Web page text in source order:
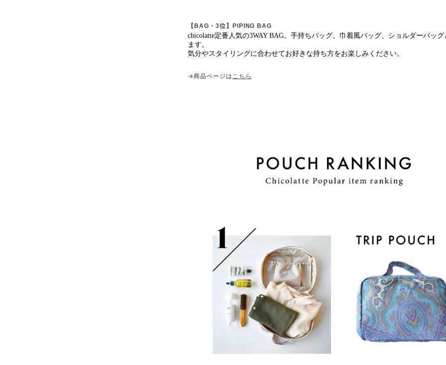
【BAG・3位】PIPING BAG
chicolatte定番人気の3WAY BAG。手持ちバッグ、巾着風バッグ、ショルダーバッ
ます。
気分やスタイリングに合わせてお好きな持ち方をお楽しみください。
→商品ページは こちら